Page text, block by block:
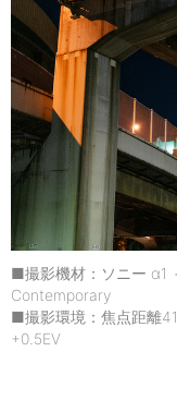
■撮影機材：ソニー α1
Contemporary
■撮影環境：焦点距離
+0.5EV